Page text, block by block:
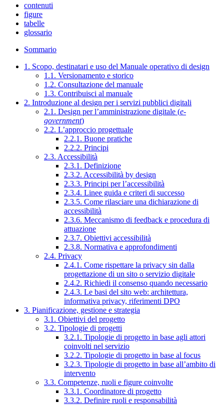
contenuti
figure
tabelle
glossario
Sommario
1. Scopo, destinatari e uso del Manuale operativo di design
1.1. Versionamento e storico
1.2. Consultazione del manuale
1.3. Contribuisci al manuale
2. Introduzione al design per i servizi pubblici digitali
2.1. Design per l’amministrazione digitale (e-
government)
2.2. L’approccio progettuale
2.2.1. Buone pratiche
2.2.2. Principi
2.3. Accessibilità
2.3.1. Definizione
2.3.2. Accessibilità by design
2.3.3. Principi per l’accessibilità
2.3.4. Linee guida e criteri di successo
2.3.5. Come rilasciare una dichiarazione di
accessibilità
2.3.6. Meccanismo di feedback e procedura di
attuazione
2.3.7. Obiettivi accessibilità
2.3.8. Normativa e approfondimenti
2.4. Privacy
2.4.1. Come rispettare la privacy sin dalla
progettazione di un sito o servizio digitale
2.4.2. Richiedi il consenso quando necessario
2.4.3. Le basi del sito web: architettura,
informativa privacy, riferimenti DPO
3. Pianificazione, gestione e strategia
3.1. Obiettivi del progetto
3.2. Tipologie di progetti
3.2.1. Tipologie di progetto in base agli attori
coinvolti nel servizio
3.2.2. Tipologie di progetto in base al focus
3.2.3. Tipologie di progetto in base all’ambito di
intervento
3.3. Competenze, ruoli e figure coinvolte
3.3.1. Coordinatore di progetto
3.3.2. Definire ruoli e responsabilità